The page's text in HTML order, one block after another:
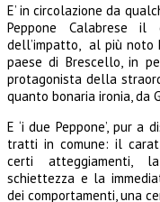
E’ in circolazione da
Peppone Calabrese il
dell’impatto, al più noto
paese di Brescello, in
protagonista della
quanto bonaria ironia, da
E ‘i due Peppone’, pur
tratti in comune: il
certi atteggiamenti,
schiettezza e la
dei comportamenti, una